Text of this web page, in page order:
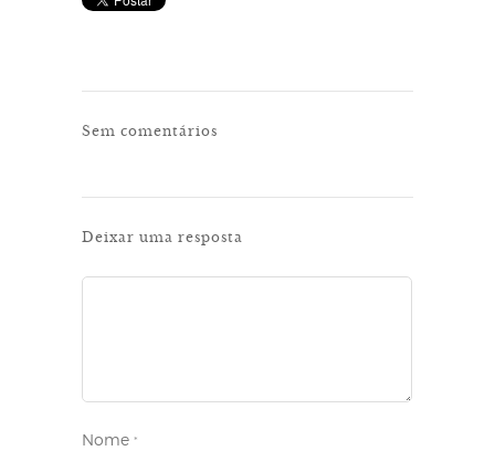
Sem comentários
Deixar uma resposta
Nome *